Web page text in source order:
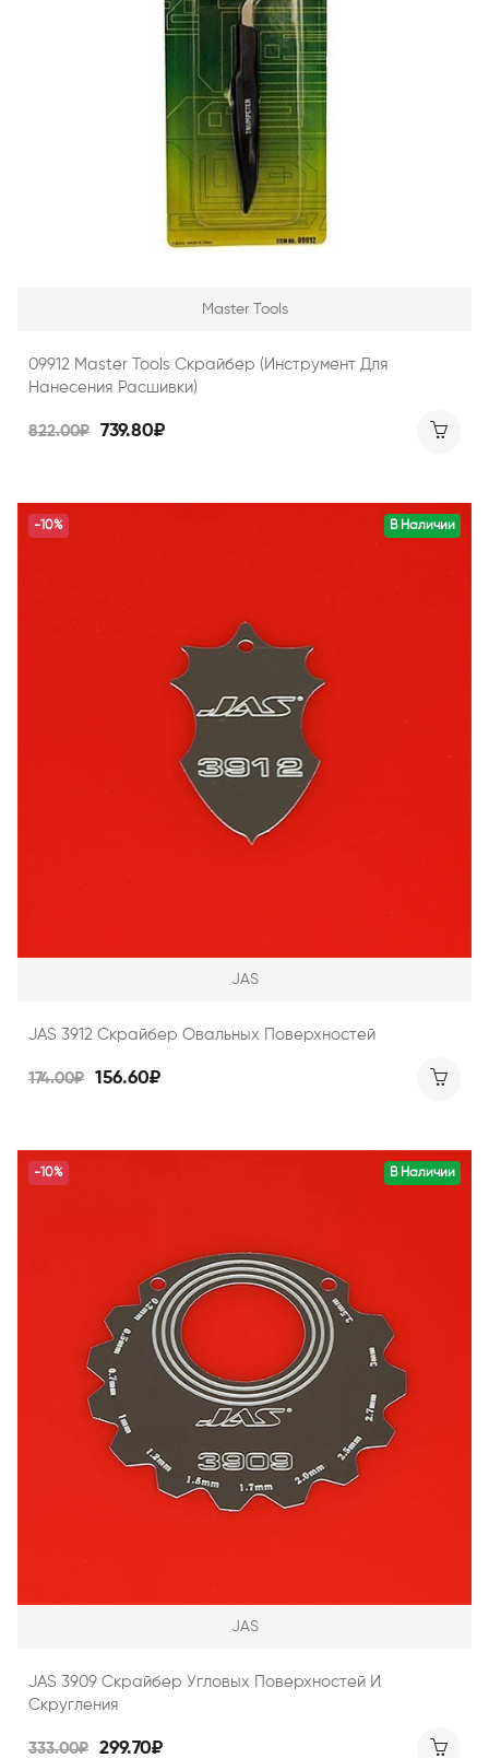
Master Tools
09912 Master Tools Скрайбер (инструмент Для
Нанесения Расшивки)
822.00₽ 739.80₽
В Наличии
-10%
JAS
JAS 3912 Скрайбер Овальных Поверхностей
174.00₽ 156.60₽
В Наличии
-10%
JAS
JAS 3909 Скрайбер Угловых Поверхностей И
Скругления
333.00₽ 299.70₽